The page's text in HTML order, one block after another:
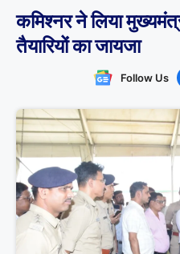
कमिश्नर ने लिया
तैयारियों का जायजा
Follow Us